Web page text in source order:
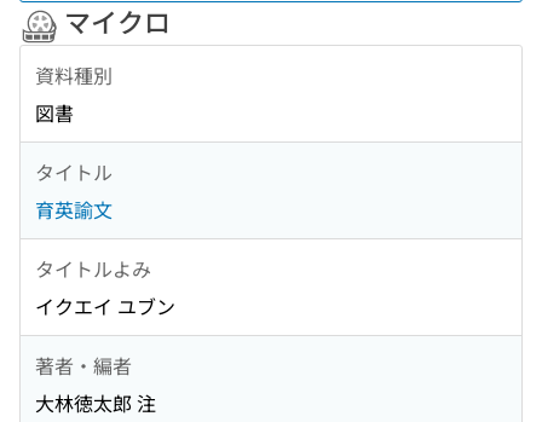
マイクロ
資料種別
図書
タイトル
育英諭文
タイトルよみ
イクエイ ユブン
著者・編者
大林徳太郎 注